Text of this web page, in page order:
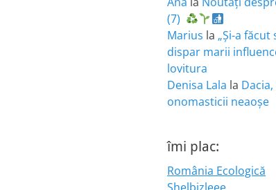
(7)
Marius la „Și-a făcut
dispar marii
lovitura
Denisa Lala la
onomasticii neaoșe
îmi plac:
România Ecologică